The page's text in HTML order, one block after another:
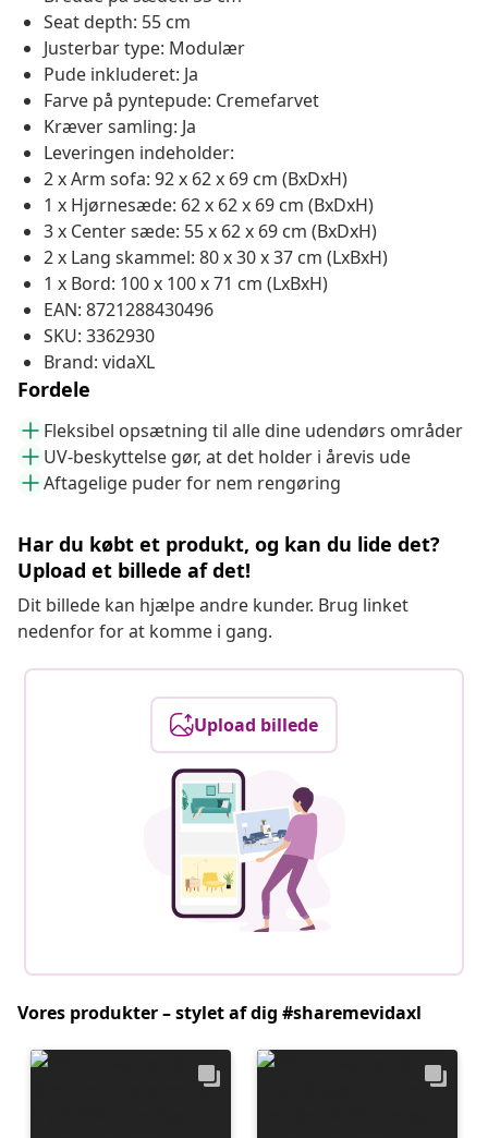
Seat depth: 55 cm
Justerbar type: Modulær
Pude inkluderet: Ja
Farve på pyntepude: Cremefarvet
Kræver samling: Ja
Leveringen indeholder:
2 x Arm sofa: 92 x 62 x 69 cm (BxDxH)
1 x Hjørnesæde: 62 x 62 x 69 cm (BxDxH)
3 x Center sæde: 55 x 62 x 69 cm (BxDxH)
2 x Lang skammel: 80 x 30 x 37 cm (LxBxH)
1 x Bord: 100 x 100 x 71 cm (LxBxH)
EAN: 8721288430496
SKU: 3362930
Brand: vidaXL
Fordele
Fleksibel opsætning til alle dine udendørs områder
UV-beskyttelse gør, at det holder i årevis ude
Aftagelige puder for nem rengøring
Har du købt et produkt, og kan du lide det?
Upload et billede af det!
Dit billede kan hjælpe andre kunder. Brug linket
nedenfor for at komme i gang.
Upload billede
Vores produkter – stylet af dig #sharemevidaxl